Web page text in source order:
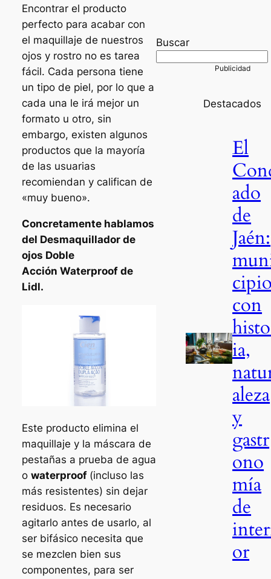
Encontrar el producto
perfecto para acabar con
el maquillaje de nuestros
ojos y rostro no es tarea
fácil. Cada persona tiene
un tipo de piel, por lo que a
cada una le irá mejor un
formato u otro, sin
embargo, existen algunos
productos que la mayoría
de las usuarias
recomiendan y califican de
«muy bueno».
Concretamente hablamos
del Desmaquillador de
ojos Doble
Acción Waterproof de
Lidl.
Este producto elimina el
maquillaje y la máscara de
pestañas a prueba de agua
o waterproof (incluso las
más resistentes) sin dejar
residuos. Es necesario
agitarlo antes de usarlo, al
ser bifásico necesita que
se mezclen bien sus
componentes, para ser
Buscar
Destacados
El
ado
de
Jaén:
con
ia,
aleza
y
gastr
ono
mía
de
or